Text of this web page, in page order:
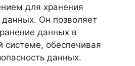
для хранения
Он позволяет
данных в
системе, обеспечивая
данных.